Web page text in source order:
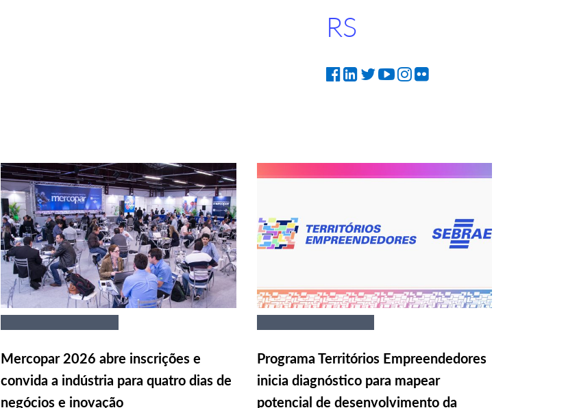
RS
Mercopar 2026 abre inscrições e
convida a indústria para quatro dias de
negócios e inovação
Programa Territórios Empreendedores
inicia diagnóstico para mapear
potencial de desenvolvimento da